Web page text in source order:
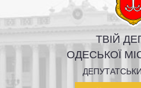
ТВІЙ
ОДЕСЬКОЇ